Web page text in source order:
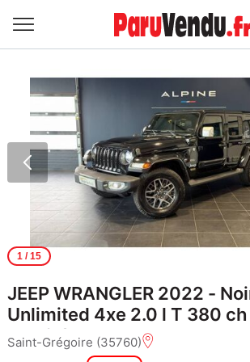
1/ 15
JEEP WRANGLER 2022 -
Unlimited 4xe 2.0 l T 380
BVA8 Overland
Saint-Grégoire (35760)